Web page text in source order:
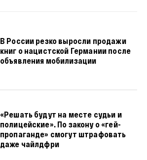
В России резко выросли продажи
книг о нацистской Германии после
объявления мобилизации
«Решать будут на месте судьи и
полицейские». По закону о «гей-
пропаганде» смогут штрафовать
даже чайлдфри